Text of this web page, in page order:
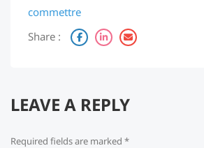
commettre
Share :
LEAVE A REPLY
Required fields are marked *